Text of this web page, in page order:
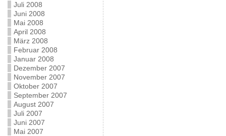
Juli 2008
Juni 2008
Mai 2008
April 2008
März 2008
Februar 2008
Januar 2008
Dezember 2007
November 2007
Oktober 2007
September 2007
August 2007
Juli 2007
Juni 2007
Mai 2007